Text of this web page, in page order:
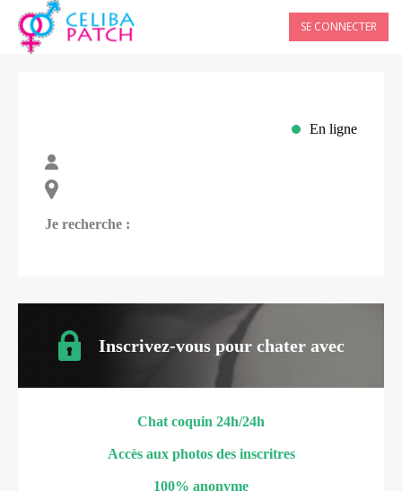
SE CONNECTER
En ligne
Je recherche :
Inscrivez-vous pour chater avec
Chat coquin 24h/24h
Accès aux photos des inscritres
100% anonyme